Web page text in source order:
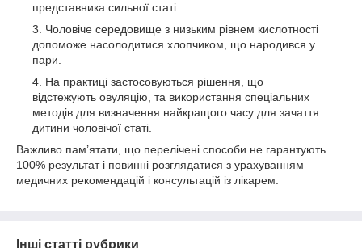
представника сильної статі.
Чоловіче середовище з низьким рівнем кислотності
допоможе насолодитися хлопчиком, що народився у
пари.
На практиці застосовуються рішення, що
відстежують овуляцію, та використання спеціальних
методів для визначення найкращого часу для зачаття
дитини чоловічої статі.
Важливо пам’ятати, що перелічені способи не гарантують
100% результат і повинні розглядатися з урахуванням
медичних рекомендацій і консультацій із лікарем.
Інші статті рубрики